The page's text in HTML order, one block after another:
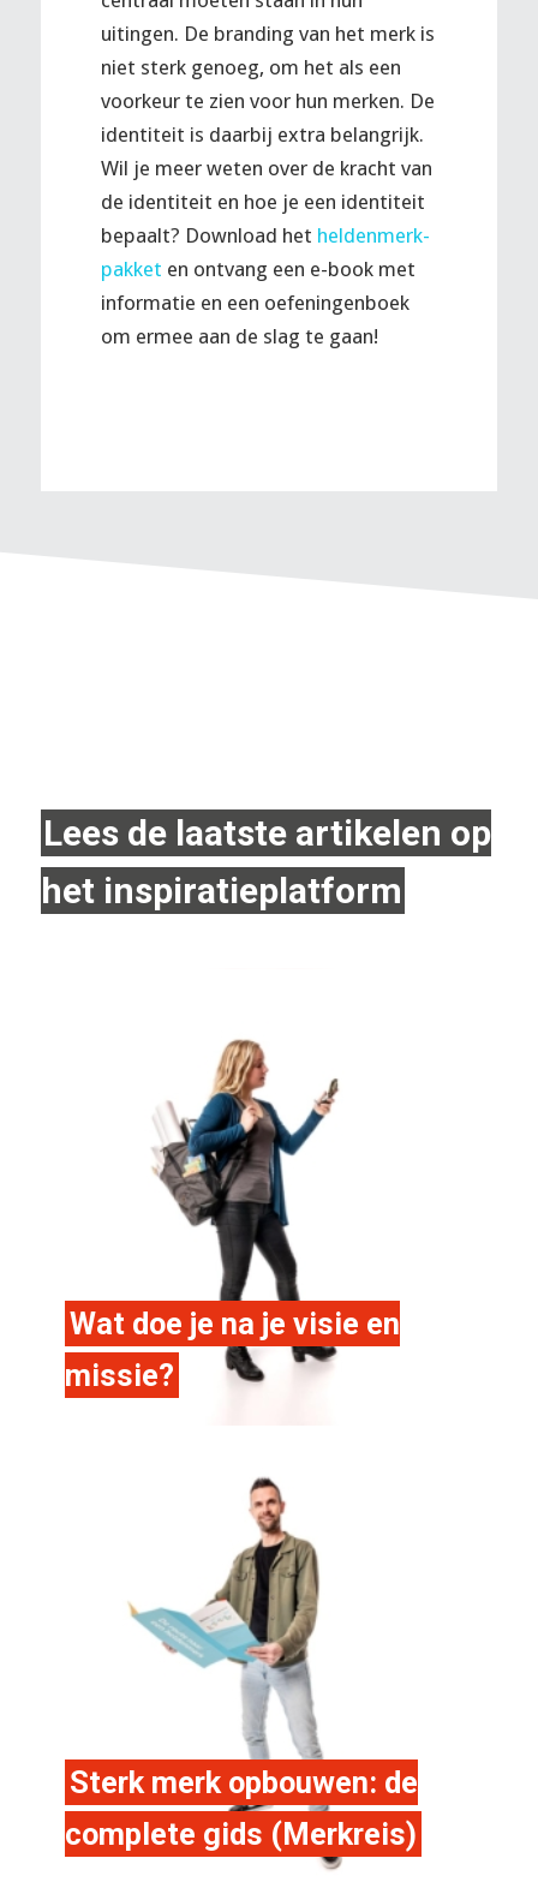
uitingen. De branding van het merk is
niet sterk genoeg, om het als een
voorkeur te zien voor hun merken. De
identiteit is daarbij extra belangrijk.
Wil je meer weten over de kracht van
de identiteit en hoe je een identiteit
bepaalt? Download het heldenmerk-
pakket en ontvang een e-book met
informatie en een oefeningenboek
om ermee aan de slag te gaan!
Lees de laatste artikelen op
het inspiratieplatform
Wat doe je na je visie en
missie?
Sterk merk opbouwen: de
complete gids (Merkreis)